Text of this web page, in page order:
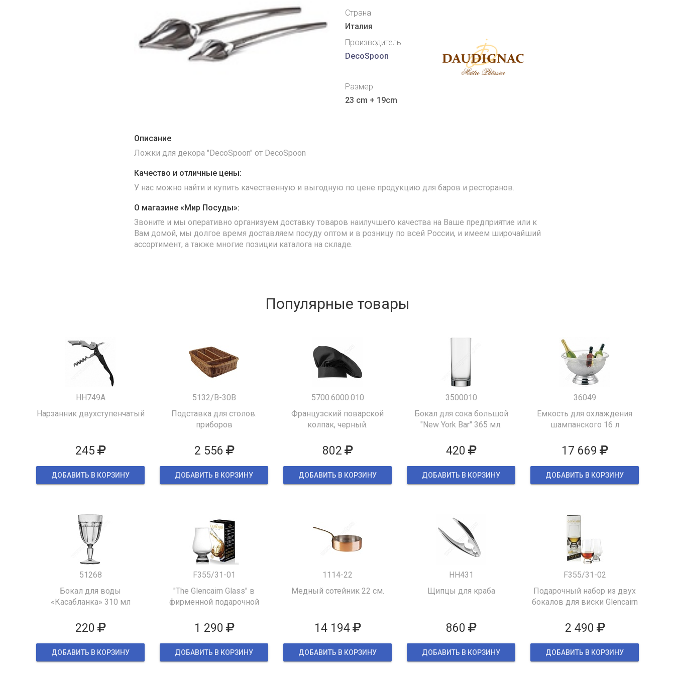
Страна
Италия
Производитель
DecoSpoon
Размер
23 cm + 19cm
Описание
Ложки для декора "DecoSpoon" от DecoSpoon
Качество и отличные цены:
У нас можно найти и купить качественную и выгодную по цене продукцию для баров и ресторанов.
О магазине «Мир Посуды»:
Звоните и мы оперативно организуем доставку товаров наилучшего качества на Ваше предприятие или к
Вам домой, мы долгое время доставляем посуду оптом и в розницу по всей России, и имеем широчайший
ассортимент, а также многие позиции каталога на складе.
Популярные товары
HH749A
Нарзанник двухступенчатый
245
ДОБАВИТЬ В КОРЗИНУ
5132/B-30B
Подставка для столов.
приборов
2 556
ДОБАВИТЬ В КОРЗИНУ
5700.6000.010
Французский поварской
колпак, черный.
802
ДОБАВИТЬ В КОРЗИНУ
3500010
Бокал для сока большой
"New York Bar" 365 мл.
420
ДОБАВИТЬ В КОРЗИНУ
36049
Емкость для охлаждения
шампанского 16 л
17 669
ДОБАВИТЬ В КОРЗИНУ
51268
Бокал для воды
«Касабланка» 310 мл
220
ДОБАВИТЬ В КОРЗИНУ
F355/31-01
"The Glencairn Glass" в
фирменной подарочной
1 290
ДОБАВИТЬ В КОРЗИНУ
1114-22
Медный сотейник 22 см.
14 194
ДОБАВИТЬ В КОРЗИНУ
HH431
Щипцы для краба
860
ДОБАВИТЬ В КОРЗИНУ
F355/31-02
Подарочный набор из двух
бокалов для виски Glencairn
2 490
ДОБАВИТЬ В КОРЗИНУ